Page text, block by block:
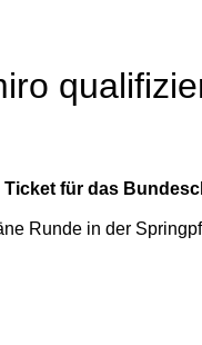
für das
Runde in der